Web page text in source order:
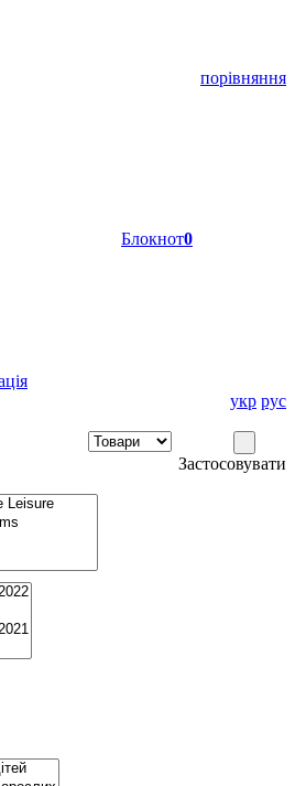
порівняння
Блокнот0
укр рус
Застосовувати